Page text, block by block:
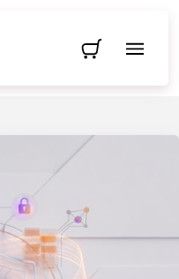
Перейти